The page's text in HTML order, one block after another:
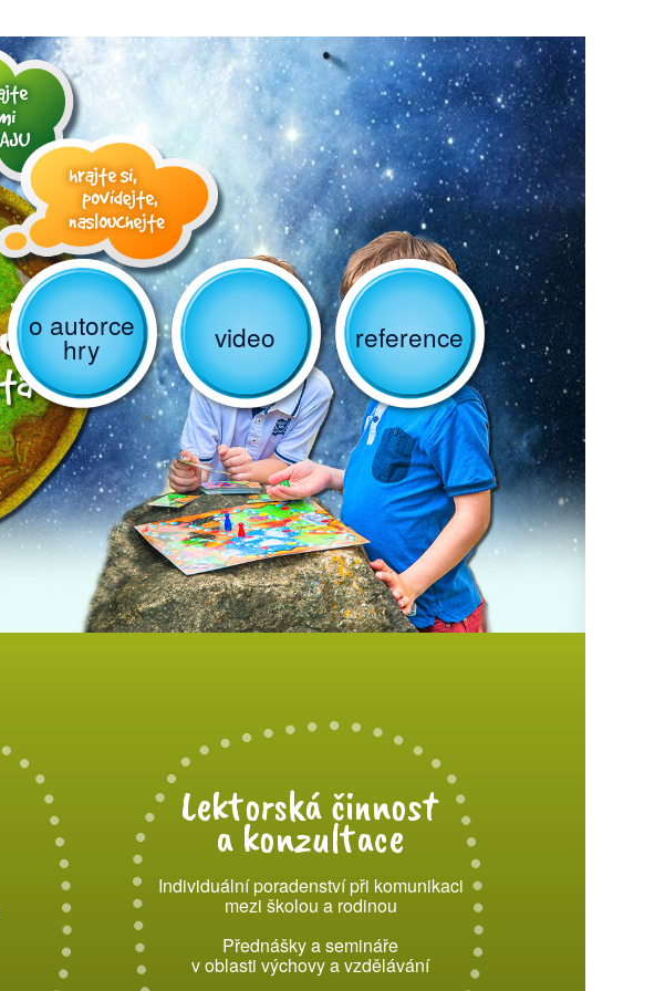
o autorce
hry video reference
Lektorská činnost
a konzultace
Individuální poradenství při komunikaci
mezi školou a rodinou
Přednášky a semináře
v oblasti výchovy a vzdělávání